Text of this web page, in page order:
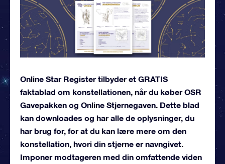
Online Star Register tilbyder et GRATIS
faktablad om konstellationen, når du køber OSR
Gavepakken og Online Stjernegaven. Dette blad
kan downloades og har alle de oplysninger, du
har brug for, for at du kan lære mere om den
konstellation, hvori din stjerne er navngivet.
Imponer modtageren med din omfattende viden